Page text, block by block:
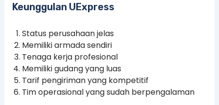
Keunggulan UExpress
Status perusahaan jelas
Memiliki armada sendiri
Tenaga kerja profesional
Memiliki gudang yang luas
Tarif pengiriman yang kompetitif
Tim operasional yang sudah berpengalaman